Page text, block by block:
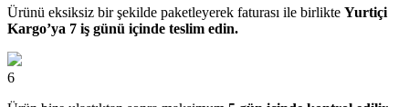
Ürünü eksiksiz bir şekilde paketleyerek faturası ile birlikte Yurtiçi
Kargo’ya 7 iş günü içinde teslim edin.
6